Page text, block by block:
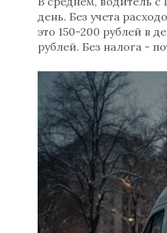
день. Без учета
это 150-200 рублей в
рублей. Без налога -